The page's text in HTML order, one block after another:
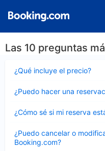
Las 10 preguntas
¿Qué incluye el precio?
cerrado
¿Puedo hacer una
cerrado
¿Cómo sé si mi reserva
cerrado
¿Puedo cancelar o
Booking.com?
cerrado